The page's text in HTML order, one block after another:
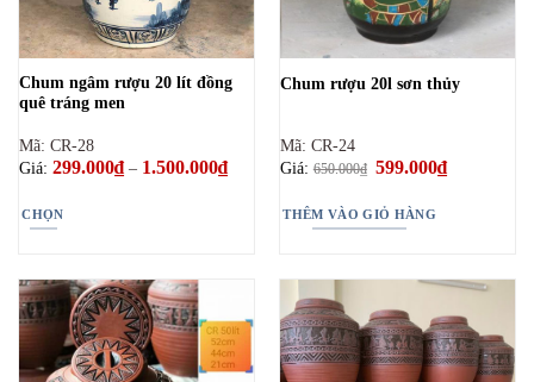
chọn
có
thể
được
chọn
trên
trang
phẩm
Chum ngâm rượu 20 lít đồng
quê tráng men
Mã: CR-28
Giá: 299.000₫ – 1.500.000₫Khoảng
giá:
299.000₫
CHỌN
này
có
nhiều
biến
Chum rượu 20l sơn thủy
Mã: CR-24
Giá:650.000₫ Giá
650.000₫.
599.000₫Giá
hiện
THÊM VÀO GIỎ HÀNG